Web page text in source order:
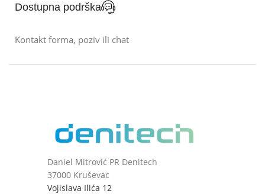
Dostupna podrška
Kontakt forma, poziv ili chat
Daniel Mitrović PR Denitech
37000 Kruševac
Vojislava Ilića 12